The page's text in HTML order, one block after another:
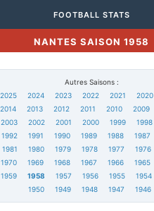
FOOTBALL STATS
NANTES SAISON 1958
Autres Saisons :
2025 2024 2023 2022 2021 2020
2014 2013 2012 2011 2010 2009
2003 2002 2001 2000 1999 1998
1992 1991 1990 1989 1988 1987
1981 1980 1979 1978 1977 1976
1970 1969 1968 1967 1966 1965
1959 1958 1957 1956 1955 1954
1950
1949 1948 1947 1946